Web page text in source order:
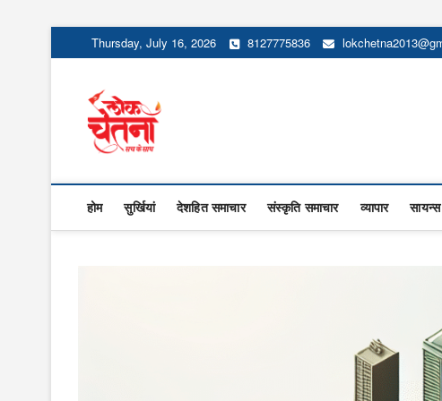
to
Thursday, July 16, 2026 8127775836
होम सुर्खियां देशहित समाचार संस्कृति समाचार व्यापार